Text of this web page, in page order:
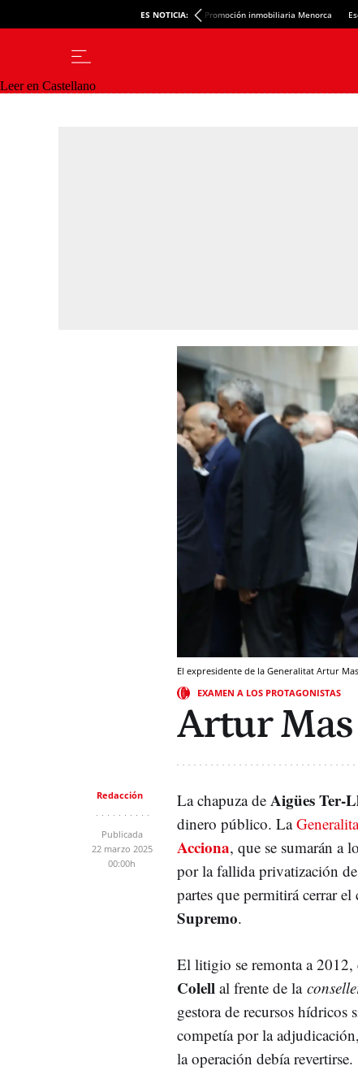
ES NOTICIA: Promoción inmobiliaria Menorca
Leer en Castellano
El expresidente de la Generalitat Artur Mas
EXAMEN A LOS PROTAGONISTAS
Artur Mas
Redacción
Publicada
22 marzo 2025
00:00h
La chapuza de Aigües Ter-
dinero público. La
Acciona, que se sumarán a
por la fallida privatización
partes que permitirá cerrar
Supremo.
El litigio se remonta a 2012,
Colell al frente de la
gestora de recursos hídricos
competía por la
la operación debía revertirse.